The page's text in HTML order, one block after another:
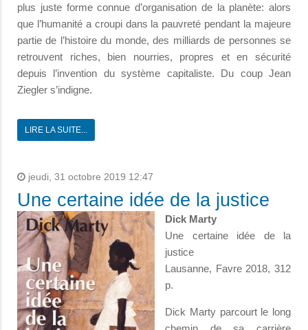
plus juste forme connue d’organisation de la planète: alors
que l’humanité a croupi dans la pauvreté pendant la majeure
partie de l’histoire du monde, des milliards de personnes se
retrouvent riches, bien nourries, propres et en sécurité
depuis l’invention du système capitaliste. Du coup Jean
Ziegler s’indigne.
LIRE LA SUITE...
jeudi, 31 octobre 2019 12:47
Une certaine idée de la justice
Dick Marty
Une certaine idée de la
justice
Lausanne, Favre 2018, 312
p.
Dick Marty parcourt le long